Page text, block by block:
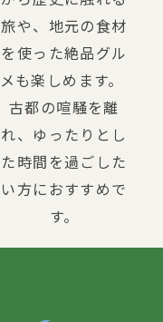
旅や、地元の食材
を使った絶品グル
メも楽しめます。
古都の喧騒を離
れ、ゆったりとし
た時間を過ごした
い方におすすめで
す。